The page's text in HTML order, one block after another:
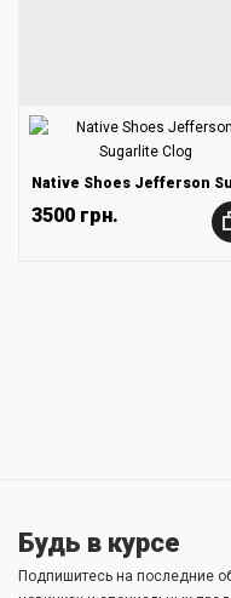
3500 грн.
Будь в курсе
Подпишитесь на последние